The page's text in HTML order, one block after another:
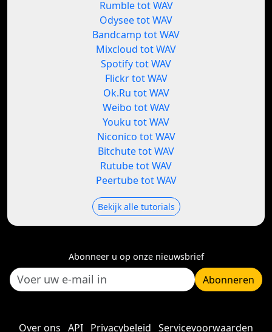
Rumble tot WAV
Odysee tot WAV
Bandcamp tot WAV
Mixcloud tot WAV
Spotify tot WAV
Flickr tot WAV
Ok.Ru tot WAV
Weibo tot WAV
Youku tot WAV
Niconico tot WAV
Bitchute tot WAV
Rutube tot WAV
Peertube tot WAV
Bekijk alle tutorials
Abonneer u op onze nieuwsbrief
Abonneren
Over ons API Privacybeleid Servicevoorwaarden